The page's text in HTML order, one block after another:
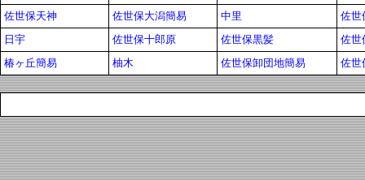
佐世保天神
佐世保大潟簡易 中里
佐世
日宇
佐世保十郎原 佐世保黒髪
佐世
椿ヶ丘簡易
柚木 佐世保卸団地簡易 佐世